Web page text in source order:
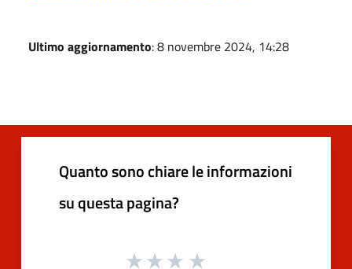
Ultimo aggiornamento: 8 novembre 2024, 14:28
Quanto sono chiare le informazioni
su questa pagina?